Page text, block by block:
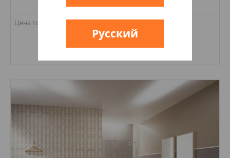
Цена товаров от: 807,34грн
Купить
Стили: С цветами, листочками; С полосами, волна; Геометрия, орнамент;
Цвета:
Русский